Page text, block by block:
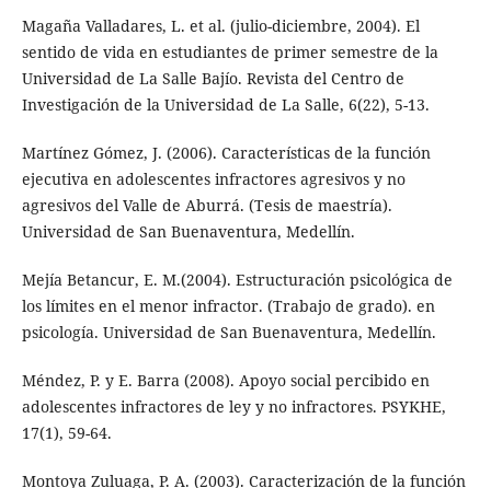
Magaña Valladares, L. et al. (julio-diciembre, 2004). El
sentido de vida en estudiantes de primer semestre de la
Universidad de La Salle Bajío. Revista del Centro de
Investigación de la Universidad de La Salle, 6(22), 5-13.
Martínez Gómez, J. (2006). Características de la función
ejecutiva en adolescentes infractores agresivos y no
agresivos del Valle de Aburrá. (Tesis de maestría).
Universidad de San Buenaventura, Medellín.
Mejía Betancur, E. M.(2004). Estructuración psicológica de
los límites en el menor infractor. (Trabajo de grado). en
psicología. Universidad de San Buenaventura, Medellín.
Méndez, P. y E. Barra (2008). Apoyo social percibido en
adolescentes infractores de ley y no infractores. PSYKHE,
17(1), 59-64.
Montoya Zuluaga, P. A. (2003). Caracterización de la función